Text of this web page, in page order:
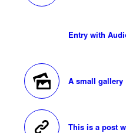
Entry with
A small gallery
This is a post